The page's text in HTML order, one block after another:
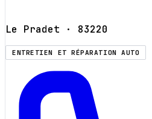
Le Pradet · 83220
ENTRETIEN ET RÉPARATION AUTO